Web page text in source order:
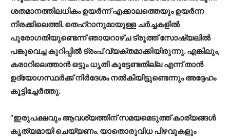
ശതമാനത്തിലധികം ഉയർന്ന് എക്കാലത്തെയും ഉയർന്ന
നിരക്കിലെത്തി. തെഹ്റാനുമായുള്ള ചർച്ചകളിൽ
പുരോഗതിയുണ്ടെന്ന് ഞായറാഴ്ച ട്രൂത്ത് സോഷ്യലിൽ
പങ്കുവെച്ച കുറിപ്പിൽ ട്രംപ് വ്യക്തമാക്കിയിരുന്നു. എങ്കിലും,
കരാറിലെത്താൻ ഒട്ടും ധൃതി കൂട്ടേണ്ടതില്ല എന്ന് താൻ
ഉദ്യോഗസ്ഥർക്ക് നിർദേശം നൽകിയിട്ടുണ്ടെന്നും അദ്ദേഹം
കൂട്ടിച്ചേർത്തു.
”ഇരുപക്ഷവും ആവശ്യത്തിന് സമയമെടുത്ത് കാര്യങ്ങൾ
കൃത്യമായി ചെയ്യണം. യാതൊരുവിധ പിഴവുകളും